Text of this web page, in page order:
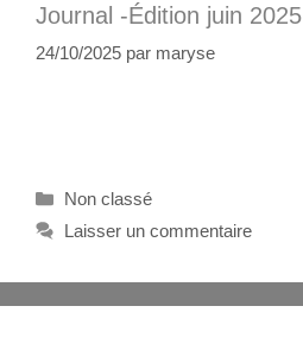
Journal -Édition juin 2025
24/10/2025 par maryse
Non classé
Laisser un commentaire